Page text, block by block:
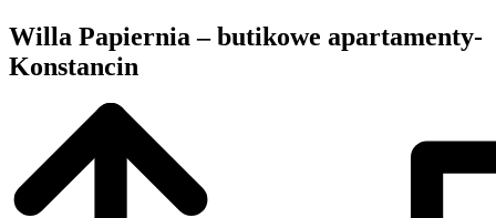
Willa Papiernia – butikowe apartamenty-
Konstancin